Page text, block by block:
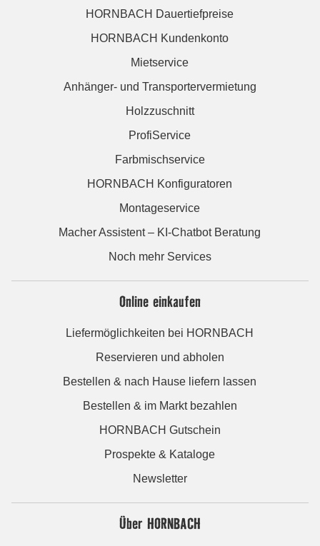
HORNBACH Dauertiefpreise
HORNBACH Kundenkonto
Mietservice
Anhänger- und Transportervermietung
Holzzuschnitt
ProfiService
Farbmischservice
HORNBACH Konfiguratoren
Montageservice
Macher Assistent – KI-Chatbot Beratung
Noch mehr Services
Online einkaufen
Liefermöglichkeiten bei HORNBACH
Reservieren und abholen
Bestellen & nach Hause liefern lassen
Bestellen & im Markt bezahlen
HORNBACH Gutschein
Prospekte & Kataloge
Newsletter
Über HORNBACH